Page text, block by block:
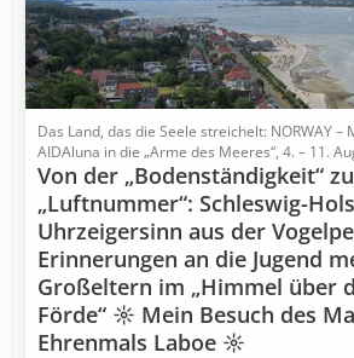
Das Land, das die Seele streichelt: NORWAY
AIDAluna in die „Arme des Meeres“, 4. – 11.
Von der „Bodenständigkeit“
„Luftnummer“: Schleswig-
Uhrzeigersinn aus der
Erinnerungen an die Jugend
Großeltern im „Himmel über
Förde“ ☼ Mein Besuch des
Ehrenmals Laboe ☼